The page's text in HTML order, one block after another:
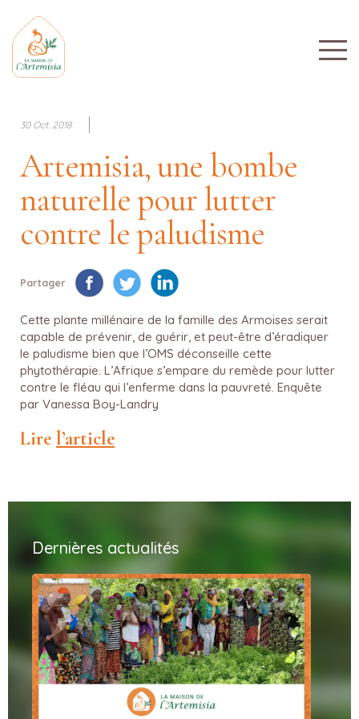
30 Oct. 2018
Artemisia, une bombe
naturelle pour lutter
contre le paludisme
Partager
Cette plante millénaire de la famille des Armoises serait
capable de prévenir, de guérir, et peut-être d’éradiquer
le paludisme bien que l’OMS déconseille cette
phytothérapie. L’Afrique s’empare du remède pour lutter
contre le fléau qui l’enferme dans la pauvreté. Enquête
par Vanessa Boy-Landry
Lire l’article
Dernières actualités